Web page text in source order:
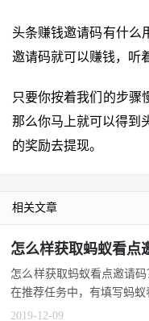
头条赚钱邀请码有什么
邀请码就可以赚钱，听
只要你按着我们的步骤
那么你马上就可以得到
的奖励去提现。
相关文章
怎么样获取蚂蚁看点邀请码
在推荐任务中，有填写蚂
2019-12-09